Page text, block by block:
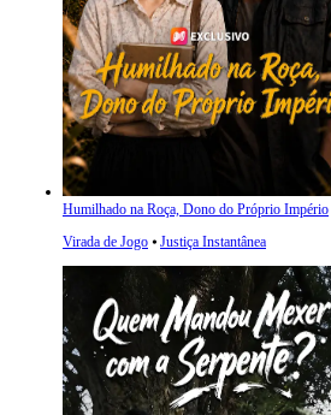
Humilhado na Roça, Dono do Próprio Império
Virada de Jogo ⦁ Justiça Instantânea